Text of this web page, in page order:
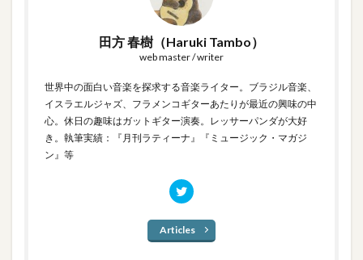
田方 春樹（Haruki Tambo）
web master / writer
世界中の面白い音楽を探求する音楽ライター。ブラジル音楽、
イスラエルジャズ、フラメンコギターあたりが最近の興味の中
心。休日の趣味はガットギター演奏。レッサーパンダが大好
き。執筆実績：『月刊ラティーナ』『ミュージック・マガジ
ン』等
Articles